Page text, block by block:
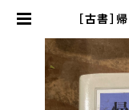
［古書］